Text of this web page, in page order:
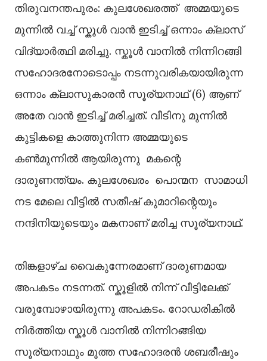
തിരുവനന്തപുരം: കുലശേഖരത്ത് അമ്മയുടെ
മുന്നിൽ വച്ച് സ്കൂൾ വാൻ ഇടിച്ച് ഒന്നാം ക്ലാസ്
വിദ്യാർത്ഥി മരിച്ചു. സ്കൂൾ വാനിൽ നിന്നിറങ്ങി
സഹോദരനോടൊപ്പം നടന്നുവരികയായിരുന്ന
ഒന്നാം ക്ലാസുകാരൻ സൂര്യനാഥ് (6) ആണ്
അതേ വാൻ ഇടിച്ച് മരിച്ചത്. വീടിനു മുന്നിൽ
കുട്ടികളെ കാത്തുനിന്ന അമ്മയുടെ
കൺമുന്നിൽ ആയിരുന്നു മകന്റെ
ദാരുണന്ത്യം. കുലശേഖരം പൊന്മന സാമാധി
നട മേലെ വീട്ടിൽ സതീഷ് കുമാറിന്റെയും
നന്ദിനിയുടെയും മകനാണ് മരിച്ച സൂര്യനാഥ്.
തിങ്കളാഴ്ച വൈകുന്നേരമാണ് ദാരുണമായ
അപകടം നടന്നത്. സ്കൂളിൽ നിന്ന് വീട്ടിലേക്ക്
വരുമ്പോഴായിരുന്നു അപകടം. റോഡരികിൽ
നിർത്തിയ സ്കൂൾ വാനിൽ നിന്നിറങ്ങിയ
സൂര്യനാഥും മൂത്ത സഹോദരൻ ശബരീഷും